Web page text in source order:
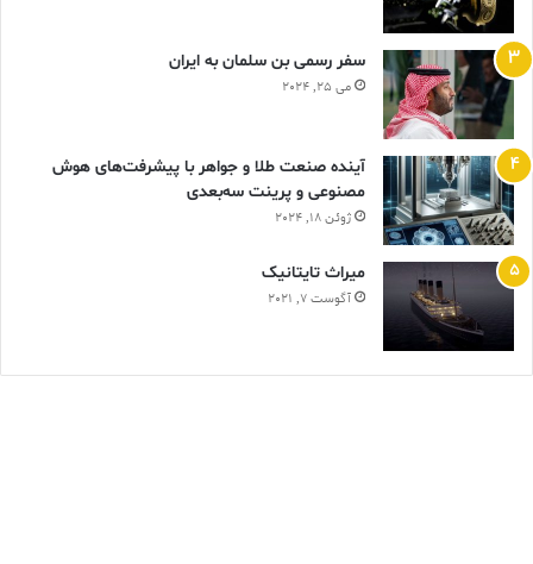
سفر رسمی بن سلمان به ایران
می 25, 2024
آینده صنعت طلا و جواهر با پیشرفت‌های هوش
مصنوعی و پرینت سه‌بعدی
ژوئن 18, 2024
ميراث تايتانيک
آگوست 7, 2021